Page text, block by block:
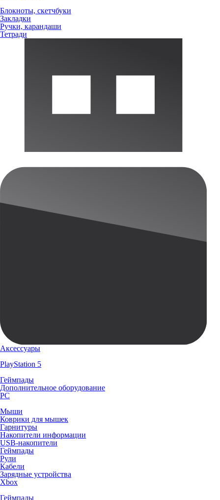
Блокноты, скетчбуки
Закладки
Ручки, карандаши
Тетради
Аксессуары
PlayStation 5
Геймпады
Дополнительное оборудование
PC
Мыши
Коврики для мышек
Гарнитуры
Накопители информации
USB-накопители
Геймпады
Рули
Кабели
Зарядные устройства
Xbox
Геймпады